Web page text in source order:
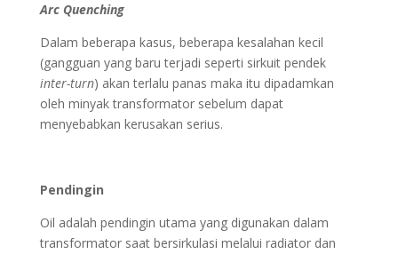
Arc Quenching
Dalam beberapa kasus, beberapa kesalahan kecil
(gangguan yang baru terjadi seperti sirkuit pendek
inter-turn) akan terlalu panas maka itu dipadamkan
oleh minyak transformator sebelum dapat
menyebabkan kerusakan serius.
Pendingin
Oil adalah pendingin utama yang digunakan dalam
transformator saat bersirkulasi melalui radiator dan